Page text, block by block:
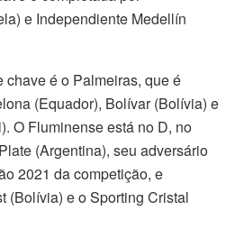
e Independiente Medellín
chave é o Palmeiras, que é
(Equador), Bolívar (Bolívia) e
O Fluminense está no D, no
(Argentina), seu adversário
2021 da competição, e
(Bolívia) e o Sporting Cristal